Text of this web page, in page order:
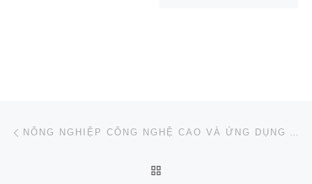
Post navigation NÔNG NGHIỆP CÔNG NGHỆ CAO VÀ ỨNG DỤNG AI TRONG DOANH NGHIỆP NÔNG SẢN VIỆT NAM